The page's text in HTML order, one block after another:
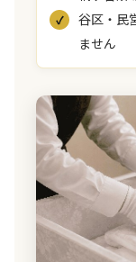
谷区・民
ません